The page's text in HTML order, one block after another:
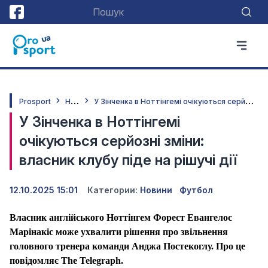
Prosport Н
овини У
Зінченка в Ноттінгемі очікуються серйозні зміни: власник клубу піде на рішучі дії
У Зінченка в Ноттінгемі
очікуються серйозні зміни:
власник клубу піде на рішучі дії
12.10.2025 15:01 Категории: Новини Футбол
Власник англійського Ноттінгем Форест Евангелос
Марінакіс може ухвалити рішення про звільнення
головного тренера команди Анджа Постекоглу. Про це
повідомляє The Telegraph.